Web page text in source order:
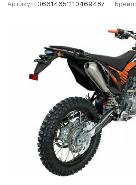
Артикул: 36614651110469487 Бренд: